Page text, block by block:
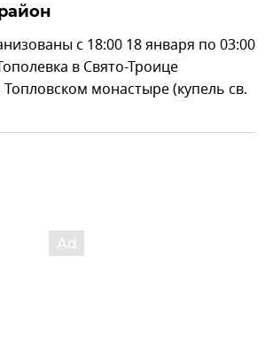
с 18:00 18 января по 03:00
в Свято-Троице
монастыре (купель св.